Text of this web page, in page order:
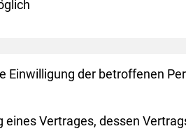
der betroffenen
Vertrages, dessen